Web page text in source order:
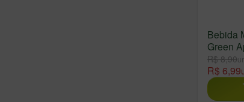
Bebida
Green
R$ 8,90un
R$ 6,99